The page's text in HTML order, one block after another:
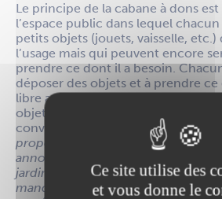
Le principe de la cabane à dons
l’espace public dans lequel
petits objets (jouets, vaisselle, etc.)
l’usage mais qui peuvent encore
prendre ce dont il a besoin.
déposer des objets et à prendre
libre accès. La cabane à dons peut
objet de curiosité, un point de
convivialité et de solidarité.
«
proposer aussi aux voisins d’y
annonces si des gens ont besoin
jardinage ou du bricolage par
manquent un outil »explique
Ce site utilise des
et vous donne le